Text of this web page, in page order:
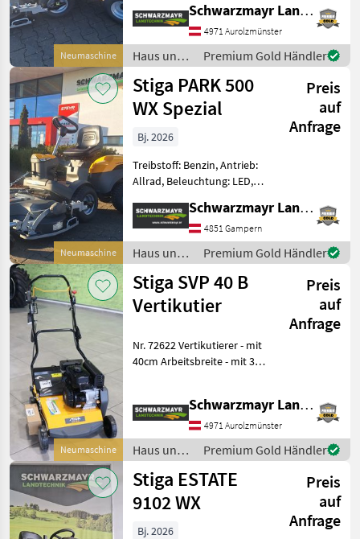
Neumaschine
Hydrostatgetriebe,
Servolenkung,
Tiefenführungsrollen,
Wasserschlauchanschluß,
Knicklenkung
Schwarzmayr Landtechnik GmbH - Aurolzmünster
4971 Aurolzmünster
Haus und
Garten /
Stiga
Premium Gold Händler
Neumaschine
Stiga PARK 500
WX Spezial
Preis
auf
Anfrage
Bj. 2026
Treibstoff: Benzin, Antrieb:
Allrad, Beleuchtung: LED,
Hydrostatgetriebe,
Servolenkung,
Tiefenführungsrollen,
Wasserschlauchanschluß,
Knicklenkung
Schwarzmayr Landtechnik GmbH - Gampern
4851 Gampern
Haus und
Garten /
Stiga
Premium Gold Händler
Neumaschine
Stiga SVP 40 B
Vertikutier
Preis
auf
Anfrage
Nr. 72622 Vertikutierer - mit
40cm Arbeitsbreite - mit 32
Zubehör Das Verkaufsteam
der Fa. Schwarzmay
Schwarzmayr Landtechnik GmbH - Aurolzmünster
4971 Aurolzmünster
Haus und
Garten /
Stiga
Premium Gold Händler
Stiga ESTATE
9102 WX
Preis
auf
Anfrage
Bj. 2026